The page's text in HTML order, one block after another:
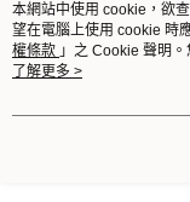
熱門標籤
本網站中使用 cookie，欲
望在電腦上使用 cookie 時
權條款 」之 Cookie 聲明
用條款之 Cookie 聲明使用
了解更多 >